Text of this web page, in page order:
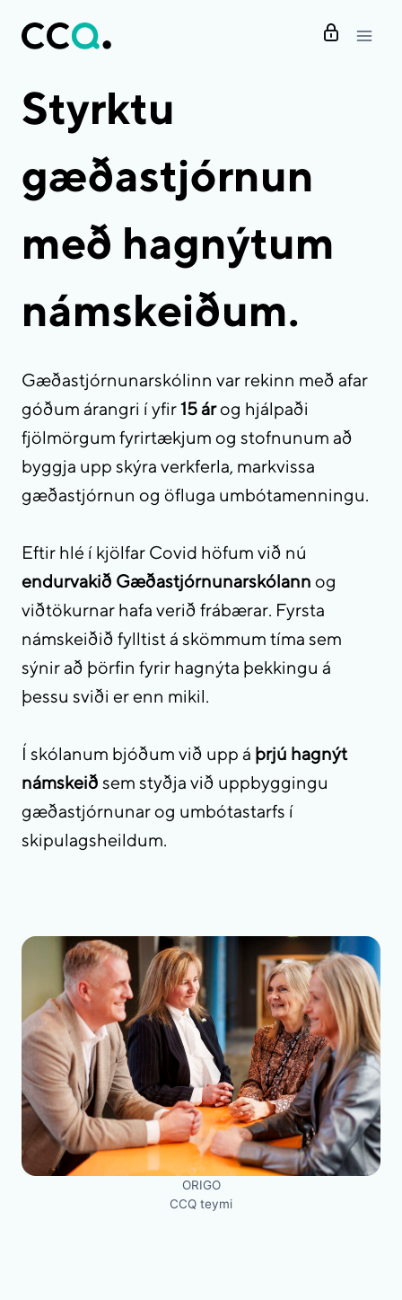
Styrktu
gæðastjórnun
með hagnýtum
námskeiðum.
Gæðastjórnunarskólinn var rekinn með afar
góðum árangri í yfir15 árog hjálpaði
fjölmörgum fyrirtækjum og stofnunum að
byggja upp skýra verkferla, markvissa
gæðastjórnun og öfluga umbótamenningu.
Eftir hlé í kjölfar Covid höfum við nú
endurvakið Gæðastjórnunarskólann og
viðtökurnar hafa verið frábærar. Fyrsta
námskeiðið fylltist á skömmum tíma sem
sýnir að þörfin fyrir hagnýta þekkingu á
þessu sviði er enn mikil.
Í skólanum bjóðum við upp á þrjú hagnýt
námskeið sem styðja við uppbyggingu
gæðastjórnunar og umbótastarfs í
skipulagsheildum.
ORIGO
CCQ teymi